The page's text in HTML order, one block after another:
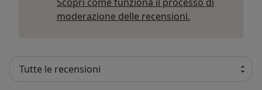
moderazione delle recensioni.